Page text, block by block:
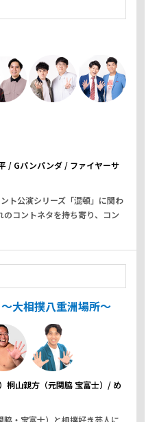
/ Gパンパンダ / ファイヤーサ
ト公演シリーズ「混頓」に関わ
コントネタを持ち寄り、コン
大相撲八重洲場所～
山親方（元関脇 宝富士）/ め
・宝富士）と相撲好き芸人に